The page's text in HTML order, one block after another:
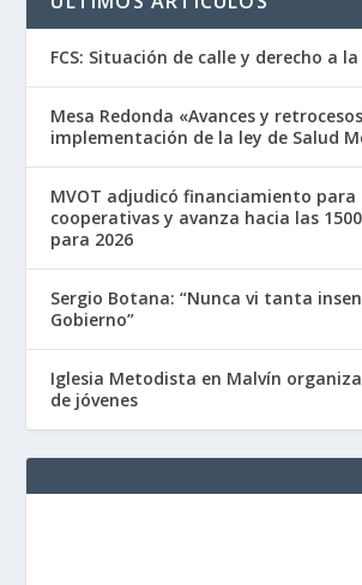
FCS: Situación de calle y derecho a
Mesa Redonda «Avances y
implementación de la ley de Salud
MVOT adjudicó financiamiento para
cooperativas y avanza hacia las
para 2026
Sergio Botana: “Nunca vi tanta
Gobierno”
Iglesia Metodista en Malvín
de jóvenes